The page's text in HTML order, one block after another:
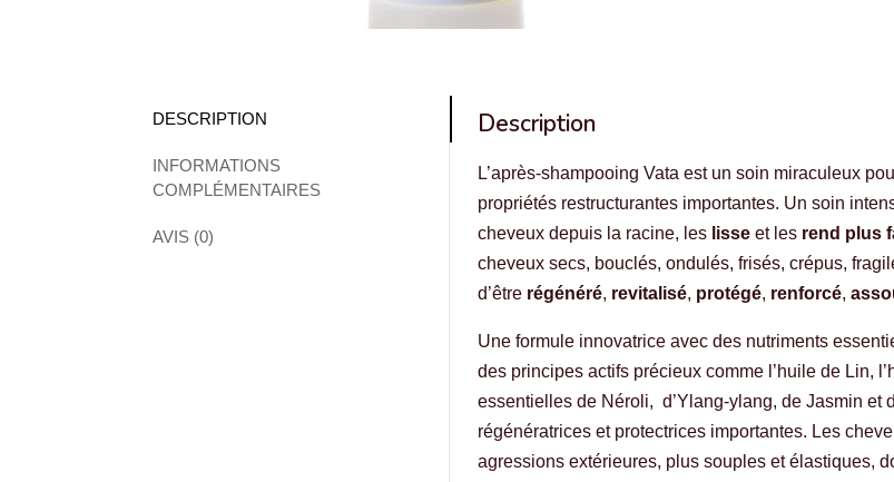
DESCRIPTION
INFORMATIONS
COMPLÉMENTAIRES
AVIS (0)
Description
L’après-shampooing Vata est un soin miraculeux
propriétés restructurantes importantes. Un soin
cheveux depuis la racine, les lisse et les rend plus
cheveux secs, bouclés, ondulés, frisés, crépus,
d’être régénéré, revitalisé, protégé, renforcé,
Une formule innovatrice avec des nutriments
des principes actifs précieux comme l’huile de Lin,
essentielles de Néroli, d’Ylang-ylang, de Jasmin et
régénératrices et protectrices importantes. Les
agressions extérieures, plus souples et élastiques,